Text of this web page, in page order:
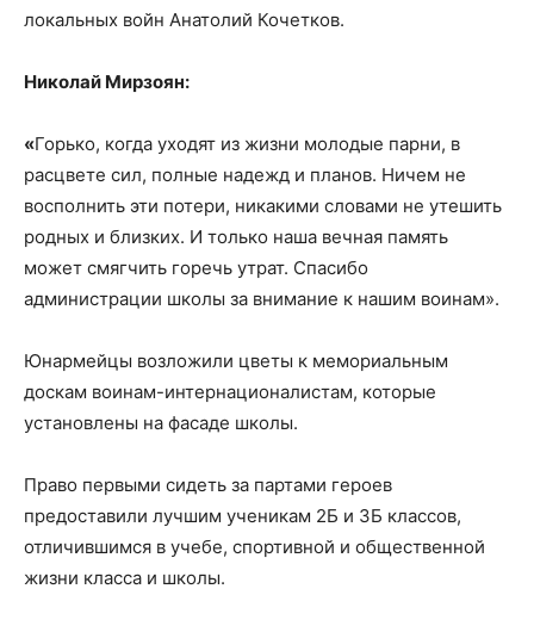
локальных войн Анатолий Кочетков.
Николай Мирзоян:
«Горько, когда уходят из жизни молодые парни, в
расцвете сил, полные надежд и планов. Ничем не
восполнить эти потери, никакими словами не утешить
родных и близких. И только наша вечная память
может смягчить горечь утрат. Спасибо
администрации школы за внимание к нашим воинам».
Юнармейцы возложили цветы к мемориальным
доскам воинам-интернационалистам, которые
установлены на фасаде школы.
Право первыми сидеть за партами героев
предоставили лучшим ученикам 2Б и 3Б классов,
отличившимся в учебе, спортивной и общественной
жизни класса и школы.